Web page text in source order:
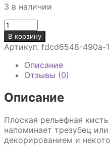
3 в наличии
Количество
товара
DSF3R-
Кисть
"Шотландка"
имитация
№5
В корзину
Артикул: fdcd6548-490a-
Описание
Отзывы (0)
Описание
Плоская рельефная
напоминает трезубец
декорированием и